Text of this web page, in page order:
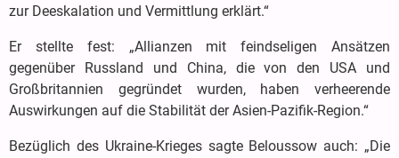
zur Deeskalation und Vermittlung erklärt.“
Er stellte fest: „Allianzen mit feindseligen Ansätzen
gegenüber Russland und China, die von den USA und
Großbritannien gegründet wurden, haben verheerende
Auswirkungen auf die Stabilität der Asien-Pazifik-Region.“
Bezüglich des Ukraine-Krieges sagte Beloussow auch: „Die